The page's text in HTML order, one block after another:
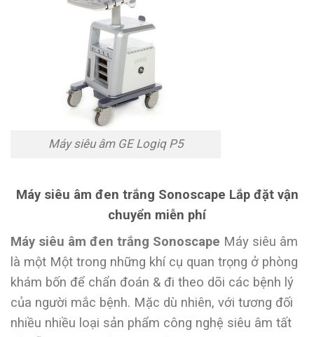
Máy siêu âm GE Logiq P5
Máy siêu âm đen trắng Sonoscape Lắp đặt vận
chuyển miễn phí
Máy siêu âm đen trắng Sonoscape Máy siêu âm
là một Một trong những khí cụ quan trọng ở phòng
khám bốn để chẩn đoán & đi theo dõi các bệnh lý
của người mắc bệnh. Mặc dù nhiên, với tương đối
nhiều nhiều loại sản phẩm công nghệ siêu âm tất